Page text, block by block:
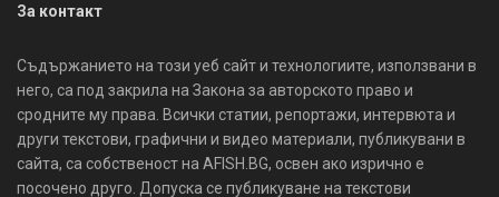
За контакт
Съдържанието на този уеб сайт и технологиите, използвани в
него, са под закрила на Закона за авторското право и
сродните му права. Всички статии, репортажи, интервюта и
други текстови, графични и видео материали, публикувани в
сайта, са собственост на AFISH.BG, освен ако изрично е
посочено друго. Допуска се публикуване на текстови